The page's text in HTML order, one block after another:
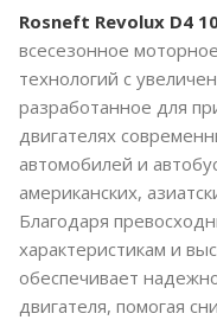
Rosneft Revolux D4
всесезонное
технологий с
разработанное для
двигателях
автомобилей и
американских,
Благодаря
характеристикам и
обеспечивает
двигателя, помогая